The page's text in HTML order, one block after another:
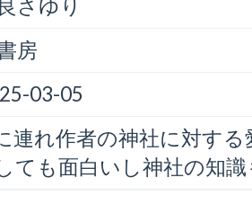
さゆり
房
03-05
連れ作者の神社に対す
ても面白いし神社の知